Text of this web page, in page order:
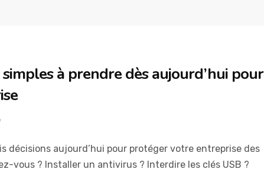
à prendre dès aujourd’hui pour
décisions aujourd’hui pour protéger votre entreprise des
vous ? Installer un antivirus ? Interdire les clés USB ?